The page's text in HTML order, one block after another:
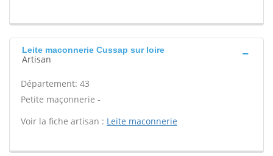
Leite maconnerie Cussap sur loire
Artisan
Département: 43
Petite maçonnerie -
Voir la fiche artisan : Leite maconnerie